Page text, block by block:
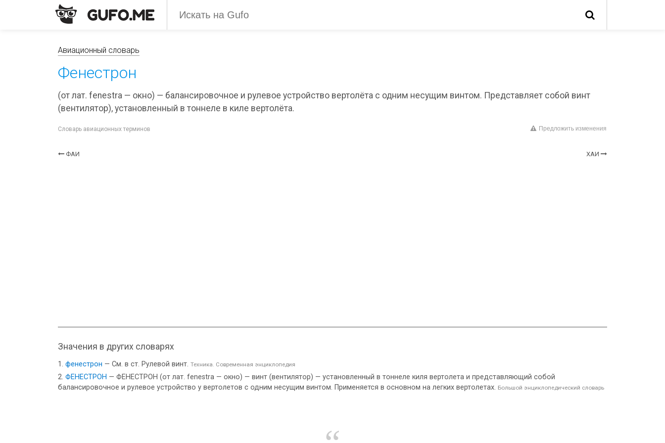
Авиационный словарь
Фенестрон
(от лат. fenestra — окно) — балансировочное и рулевое устройство вертолёта с одним несущим винтом. Представляет собой винт
(вентилятор), установленный в тоннеле в киле вертолёта.
Словарь авиационных терминов Предложить изменения
ФАИ ХАИ
Значения в других словарях
фенестрон — См. в ст. Рулевой винт. Техника. Современная энциклопедия
ФЕНЕСТРОН — ФЕНЕСТРОН (от лат. fenestra — окно) — винт (вентилятор) — установленный в тоннеле киля вертолета и представляющий собой
балансировочное и рулевое устройство у вертолетов с одним несущим винтом. Применяется в основном на легких вертолетах. Большой энциклопедический словарь